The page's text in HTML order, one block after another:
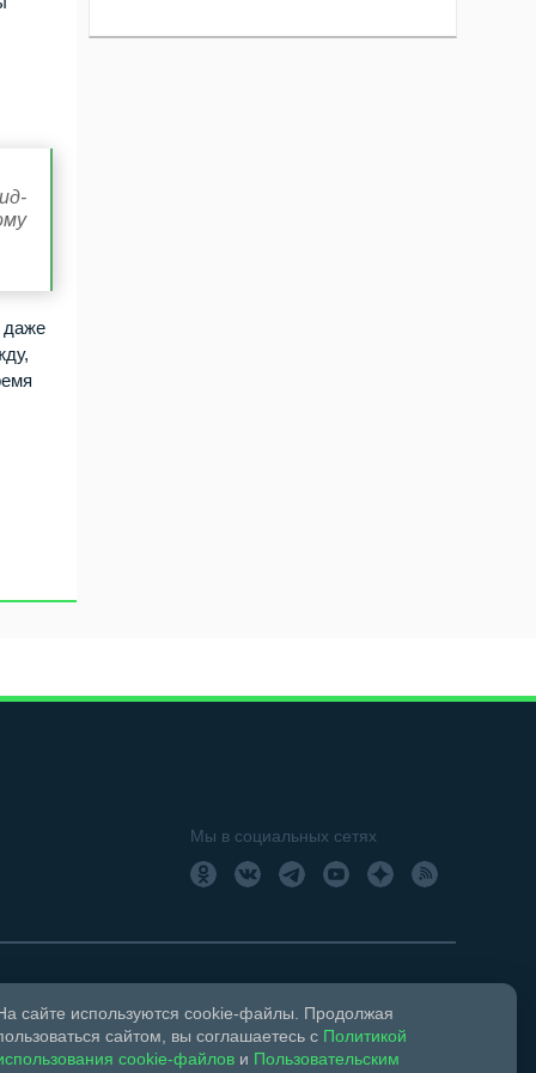
даже
Мы в социальных сетях
о регистрации СМИ ЭЛ № ФС 77 – 18+
сайте используются cookie-файлы. Продолжая
сайтом, вы соглашаетесь с Политикой
cookie-файлов и Пользовательским